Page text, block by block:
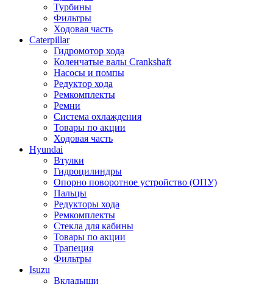
Турбины
Фильтры
Ходовая часть
Caterpillar
Гидромотор хода
Коленчатые валы Crankshaft
Насосы и помпы
Редуктор хода
Ремкомплекты
Ремни
Система охлаждения
Товары по акции
Ходовая часть
Hyundai
Втулки
Гидроцилиндры
Опорно поворотное устройство (ОПУ)
Пальцы
Редукторы хода
Ремкомплекты
Стекла для кабины
Товары по акции
Трапеция
Фильтры
Isuzu
Вкладыши